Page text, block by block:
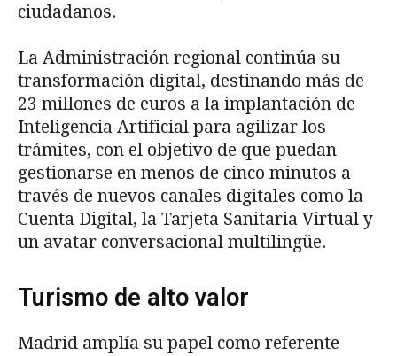
ciudadanos.
La Administración regional continúa su
transformación digital, destinando más de
23 millones de euros a la implantación de
Inteligencia Artificial para agilizar los
trámites, con el objetivo de que puedan
gestionarse en menos de cinco minutos a
través de nuevos canales digitales como la
Cuenta Digital, la Tarjeta Sanitaria Virtual y
un avatar conversacional multilingüe.
Turismo de alto valor
Madrid amplía su papel como referente